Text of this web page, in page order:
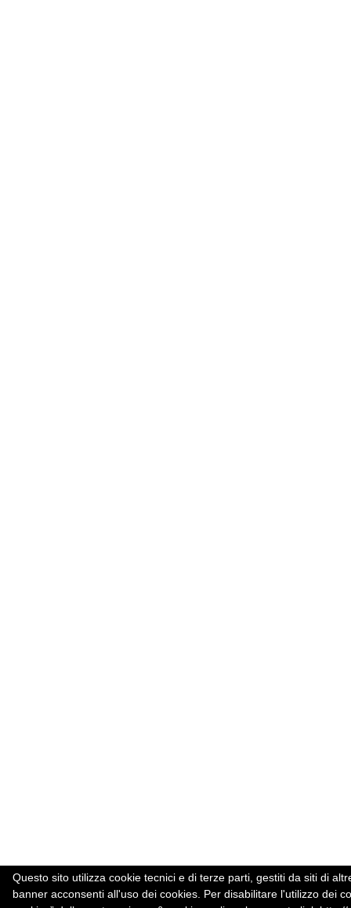
Questo sito utilizza cookie tecnici e di terze parti, gestiti da siti di
banner acconsenti all'uso dei cookies. Per disabilitare l'utilizzo dei